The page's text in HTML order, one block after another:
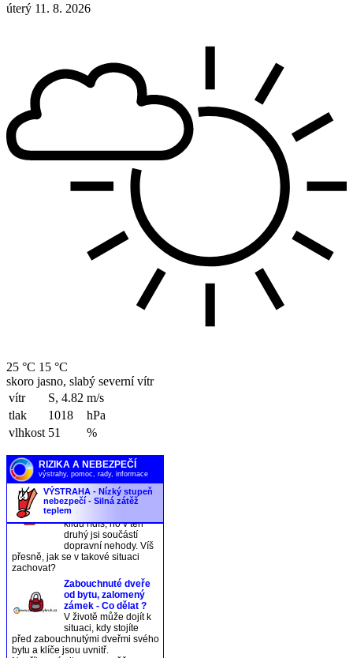
úterý 11. 8. 2026
25 °C 15 °C
skoro jasno, slabý severní vítr
vítr
S, 4.82 m/s
tlak
1018
hPa
vlhkost 51 %